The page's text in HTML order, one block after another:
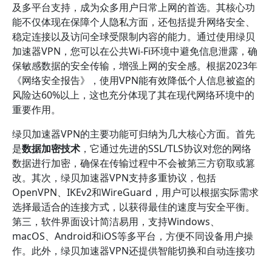
及多平台支持，成为众多用户日常上网的首选。其核心功
能不仅体现在保障个人隐私方面，还包括提升网络安全、
稳定连接以及访问全球受限制内容的能力。通过使用绿贝
加速器VPN，您可以在公共Wi-Fi环境中避免信息泄露，确
保敏感数据的安全传输，增强上网的安全感。根据2023年
《网络安全报告》，使用VPN能有效降低个人信息被盗的
风险达60%以上，这也充分体现了其在现代网络环境中的
重要作用。
绿贝加速器VPN的主要功能可归纳为几大核心方面。首先
是数据加密技术 ，它通过先进的SSL/TLS协议对您的网络
数据进行加密，确保在传输过程中不会被第三方窃取或篡
改。其次，绿贝加速器VPN支持多重协议，包括
OpenVPN、IKEv2和WireGuard，用户可以根据实际需求
选择最适合的连接方式，以获得最佳的速度与安全平衡。
第三，软件界面设计简洁易用，支持Windows、
macOS、Android和iOS等多平台，方便不同设备用户操
作。此外，绿贝加速器VPN还提供智能切换和自动连接功